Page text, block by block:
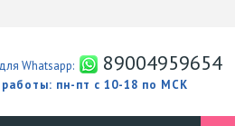
Whatsapp: 89004959654
пн-пт с 10-18 по МСК